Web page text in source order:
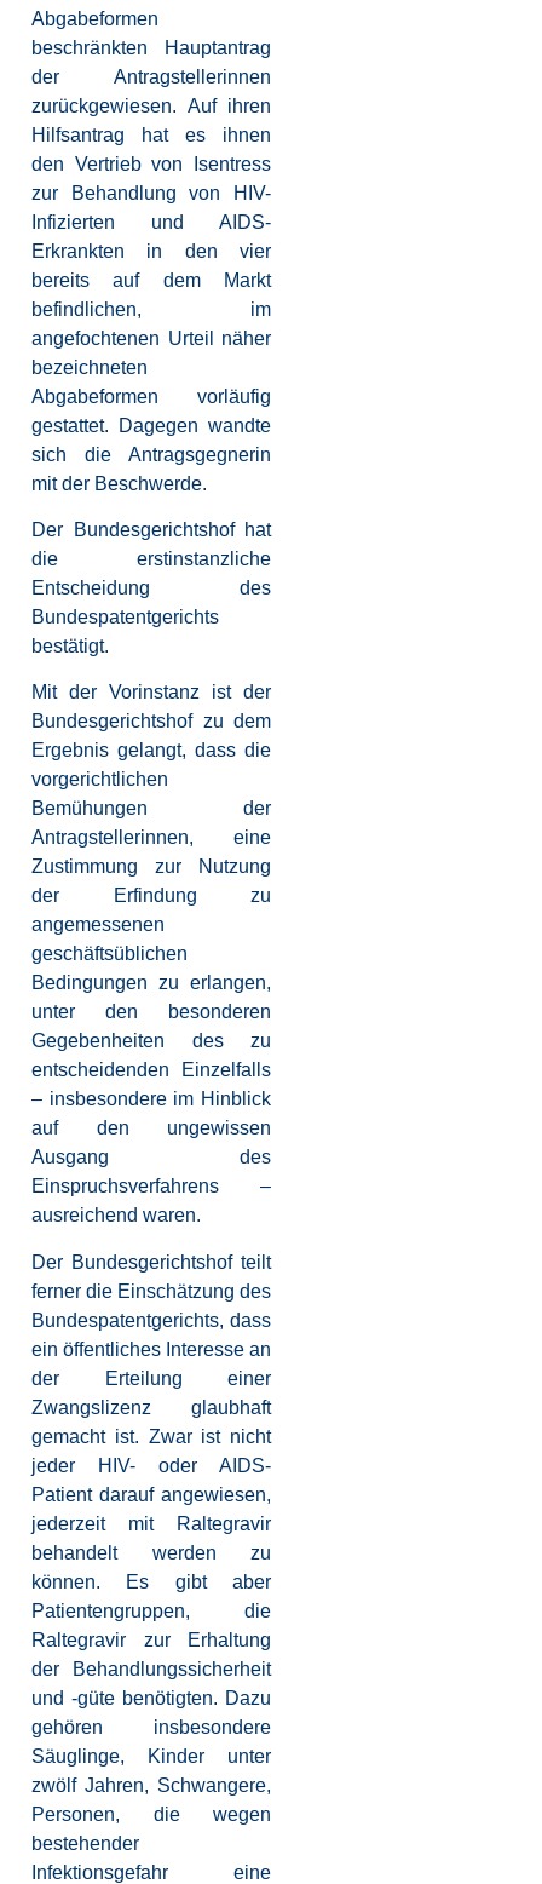
Abgabeformen
beschränkten Hauptantrag
der Antragstellerinnen
zurückgewiesen. Auf ihren
Hilfsantrag hat es ihnen
den Vertrieb von Isentress
zur Behandlung von HIV-
Infizierten und AIDS-
Erkrankten in den vier
bereits auf dem Markt
befindlichen, im
angefochtenen Urteil näher
bezeichneten
Abgabeformen vorläufig
gestattet. Dagegen wandte
sich die Antragsgegnerin
mit der Beschwerde.
Der Bundesgerichtshof hat
die erstinstanzliche
Entscheidung des
Bundespatentgerichts
bestätigt.
Mit der Vorinstanz ist der
Bundesgerichtshof zu dem
Ergebnis gelangt, dass die
vorgerichtlichen
Bemühungen der
Antragstellerinnen, eine
Zustimmung zur Nutzung
der Erfindung zu
angemessenen
geschäftsüblichen
Bedingungen zu erlangen,
unter den besonderen
Gegebenheiten des zu
entscheidenden Einzelfalls
– insbesondere im Hinblick
auf den ungewissen
Ausgang des
Einspruchsverfahrens –
ausreichend waren.
Der Bundesgerichtshof teilt
ferner die Einschätzung des
Bundespatentgerichts, dass
ein öffentliches Interesse an
der Erteilung einer
Zwangslizenz glaubhaft
gemacht ist. Zwar ist nicht
jeder HIV- oder AIDS-
Patient darauf angewiesen,
jederzeit mit Raltegravir
behandelt werden zu
können. Es gibt aber
Patientengruppen, die
Raltegravir zur Erhaltung
der Behandlungssicherheit
und -güte benötigten. Dazu
gehören insbesondere
Säuglinge, Kinder unter
zwölf Jahren, Schwangere,
Personen, die wegen
bestehender
Infektionsgefahr eine